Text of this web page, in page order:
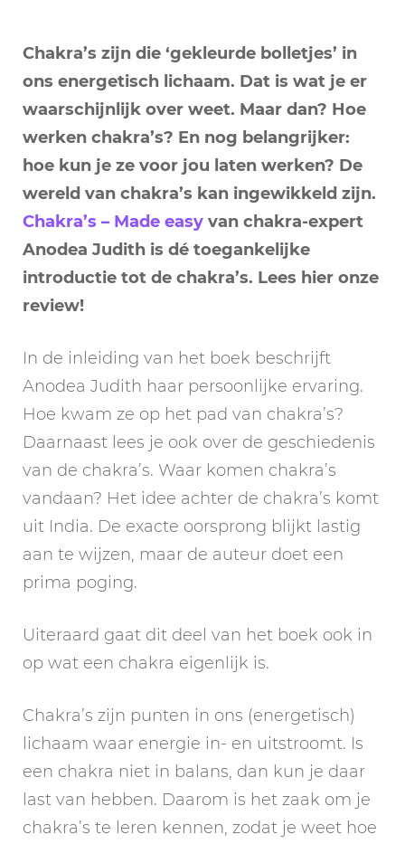
Chakra’s zijn die ‘gekleurde bolletjes’ in
ons energetisch lichaam. Dat is wat je er
waarschijnlijk over weet. Maar dan? Hoe
werken chakra’s? En nog belangrijker:
hoe kun je ze voor jou laten werken? De
wereld van chakra’s kan ingewikkeld zijn.
Chakra’s – Made easy van chakra-expert
Anodea Judith is dé toegankelijke
introductie tot de chakra’s. Lees hier onze
review!
In de inleiding van het boek beschrijft
Anodea Judith haar persoonlijke ervaring.
Hoe kwam ze op het pad van chakra’s?
Daarnaast lees je ook over de geschiedenis
van de chakra’s. Waar komen chakra’s
vandaan? Het idee achter de chakra’s komt
uit India. De exacte oorsprong blijkt lastig
aan te wijzen, maar de auteur doet een
prima poging.
Uiteraard gaat dit deel van het boek ook in
op wat een chakra eigenlijk is.
Chakra’s zijn punten in ons (energetisch)
lichaam waar energie in- en uitstroomt. Is
een chakra niet in balans, dan kun je daar
last van hebben. Daarom is het zaak om je
chakra’s te leren kennen, zodat je weet hoe